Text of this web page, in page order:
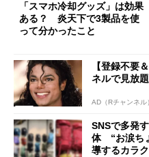
「スマホ冷却グッズ」は効果
ある？ 炎天下で3製品を使
って分かったこと
【登録不要
ネルで見放題
AD（Rチャンネル
SNSで多発
体 “お涙ち
導するカラク